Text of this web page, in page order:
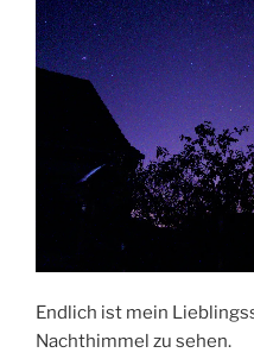
Endlich ist mein
Nachthimmel zu sehen.